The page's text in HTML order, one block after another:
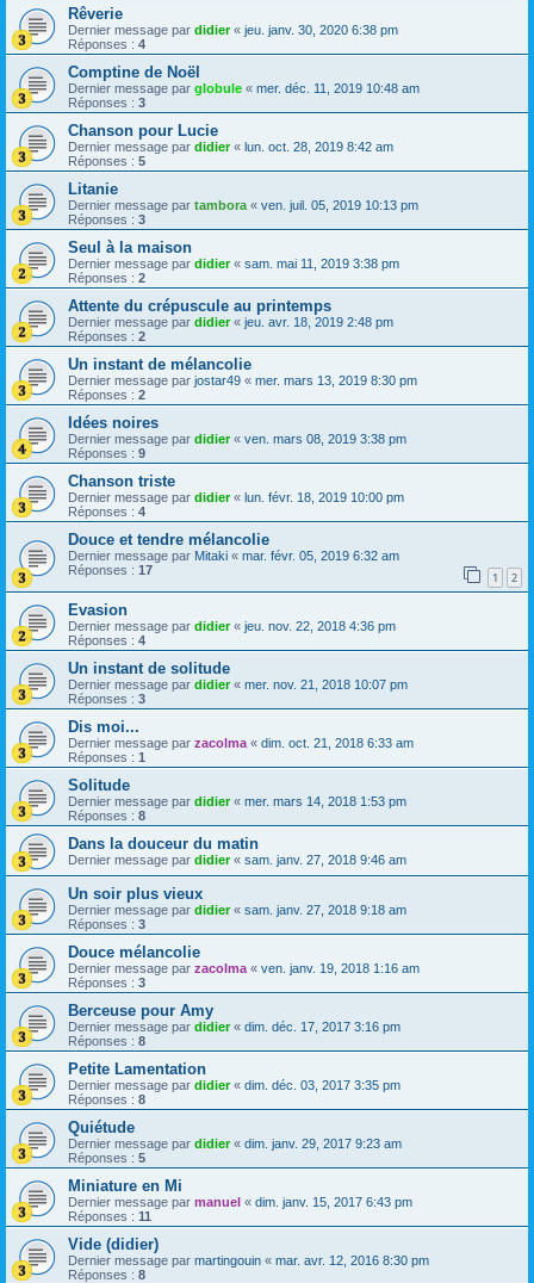
Rêverie
Dernier message par didier« jeu. janv. 30, 2020 6:38 pm
Réponses : 4
Comptine de Noël
Dernier message par globule « mer. déc. 11, 2019 10:48 am
Réponses : 3
Chanson pour Lucie
Dernier message par didier« lun. oct. 28, 2019 8:42 am
Réponses : 5
Litanie
Dernier message par tambora « ven. juil. 05, 2019 10:13 pm
Réponses : 3
Seul à la maison
Dernier message par didier« sam. mai 11, 2019 3:38 pm
Réponses : 2
Attente du crépuscule au printemps
Dernier message par didier« jeu. avr. 18, 2019 2:48 pm
Réponses : 2
Un instant de mélancolie
Dernier message par jostar49 « mer. mars 13, 2019 8:30 pm
Réponses : 2
Idées noires
Dernier message par didier« ven. mars 08, 2019 3:38 pm
Réponses : 9
Chanson triste
Dernier message par didier« lun. févr. 18, 2019 10:00 pm
Réponses : 4
Douce et tendre mélancolie
Dernier message par Mitaki « mar. févr. 05, 2019 6:32 am
Réponses : 17 1 2
Evasion
Dernier message par didier« jeu. nov. 22, 2018 4:36 pm
Réponses : 4
Un instant de solitude
Dernier message par didier« mer. nov. 21, 2018 10:07 pm
Réponses : 3
Dis moi...
Dernier message par zacolma « dim. oct. 21, 2018 6:33 am
Réponses : 1
Solitude
Dernier message par didier« mer. mars 14, 2018 1:53 pm
Réponses : 8
Dans la douceur du matin
Dernier message par didier« sam. janv. 27, 2018 9:46 am
Un soir plus vieux
Dernier message par didier« sam. janv. 27, 2018 9:18 am
Réponses : 3
Douce mélancolie
Dernier message par zacolma « ven. janv. 19, 2018 1:16 am
Réponses : 3
Berceuse pour Amy
Dernier message par didier« dim. déc. 17, 2017 3:16 pm
Réponses : 8
Petite Lamentation
Dernier message par didier« dim. déc. 03, 2017 3:35 pm
Réponses : 8
Quiétude
Dernier message par didier« dim. janv. 29, 2017 9:23 am
Réponses : 5
Miniature en Mi
Dernier message par manuel « dim. janv. 15, 2017 6:43 pm
Réponses : 11
Vide (didier)
Dernier message par martingouin « mar. avr. 12, 2016 8:30 pm
Réponses : 8